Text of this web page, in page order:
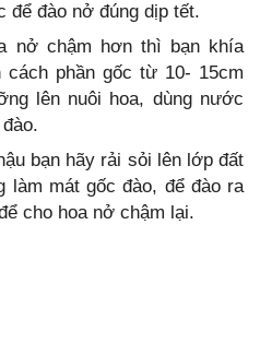
để đào nở đúng dịp tết.
nở chậm hơn thì bạn khía
cách phần gốc từ 10- 15cm
lên nuôi hoa, dùng nước
bạn hãy rải sỏi lên lớp đất
làm mát gốc đào, để đào ra
cho hoa nở chậm lại.